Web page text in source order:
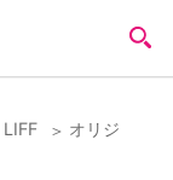
LIFF
オリジ